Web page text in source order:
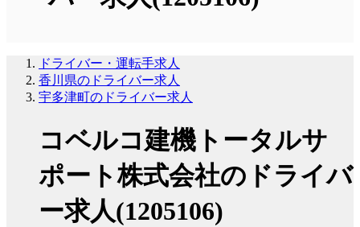
ドライバー・運転手求人
香川県のドライバー求人
宇多津町のドライバー求人
コベルコ建機トータルサ
ポート株式会社のドライバ
ー求人(1205106)